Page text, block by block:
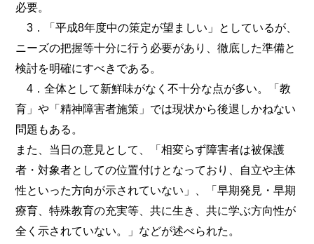
必要。
3．「平成8年度中の策定が望ましい」としているが、
ニーズの把握等十分に行う必要があり、徹底した準備と
検討を明確にすべきである。
4．全体として新鮮味がなく不十分な点が多い。「教
育」や「精神障害者施策」では現状から後退しかねない
問題もある。
また、当日の意見として、「相変らず障害者は被保護
者・対象者としての位置付けとなっており、自立や主体
性といった方向が示されていない」、「早期発見・早期
療育、特殊教育の充実等、共に生き、共に学ぶ方向性が
全く示されていない。」などが述べられた。